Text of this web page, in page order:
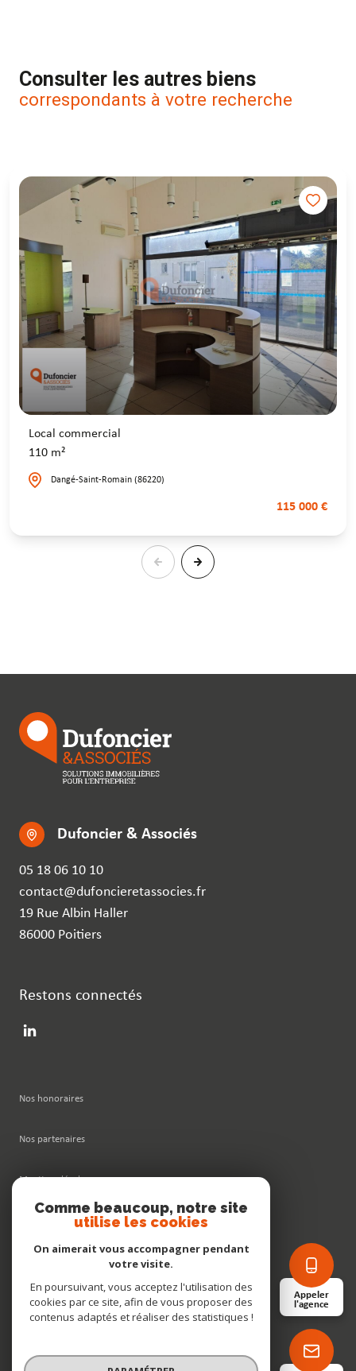
Appeler
l'agence
Consulter les autres biens
correspondants à votre recherche
Local commercial
110 m²
Dangé-Saint-Romain (86220)
115 000 €
Dufoncier & Associés
05 18 06 10 10
contact@dufoncieretassocies.fr
19 Rue Albin Haller
86000 Poitiers
Restons connectés
Nos honoraires
Nos partenaires
Mentions légales
Cookies
© 2026 | Tous droits réservés
Comme beaucoup, notre site
utilise les cookies
On aimerait vous accompagner pendant
votre visite.
En poursuivant, vous acceptez l'utilisation des
cookies par ce site, afin de vous proposer des
contenus adaptés et réaliser des statistiques !